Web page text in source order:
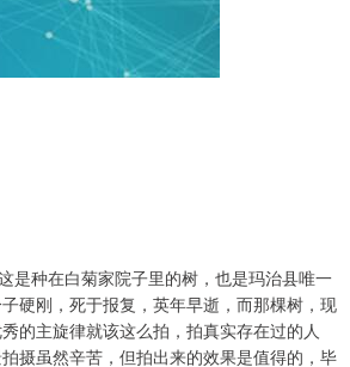
种在白菊家院子里的树，也是玛治县唯一
硬刚，死于报复，英年早逝，而那棵树，现
的主旋律就该这么拍，拍真实存在过的人
摄虽然辛苦，但拍出来的效果是值得的，毕